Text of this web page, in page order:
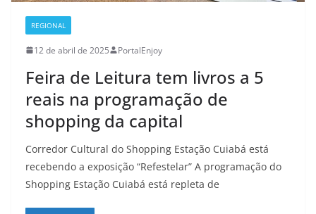
REGIONAL
12 de abril de 2025 PortalEnjoy
Feira de Leitura tem livros a 5
reais na programação de
shopping da capital
Corredor Cultural do Shopping Estação Cuiabá está
recebendo a exposição “Refestelar” A programação do
Shopping Estação Cuiabá está repleta de